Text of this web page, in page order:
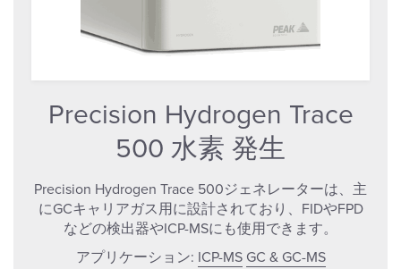
Precision Hydrogen Trace
500 水素 発生
Precision Hydrogen Trace 500ジェネレーターは、主
にGCキャリアガス用に設計されており、FIDやFPD
などの検出器やICP-MSにも使用できます。
アプリケーション: ICP-MS GC & GC-MS